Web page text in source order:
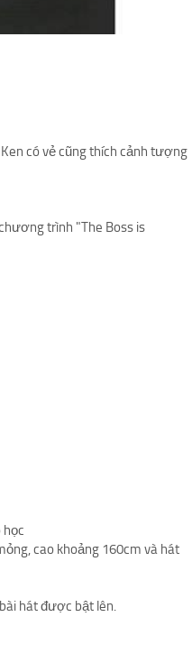
có vẻ cũng thích cảnh tượng
trình "The Boss is
học
cao khoảng 160cm và hát
hát được bật lên.